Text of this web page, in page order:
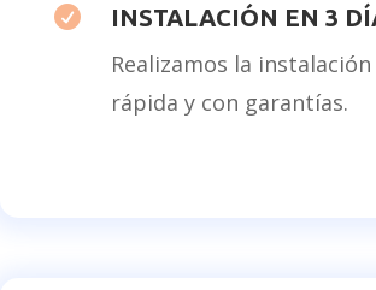
 INSTALACIÓN EN 3
Realizamos la
rápida y con garantías.